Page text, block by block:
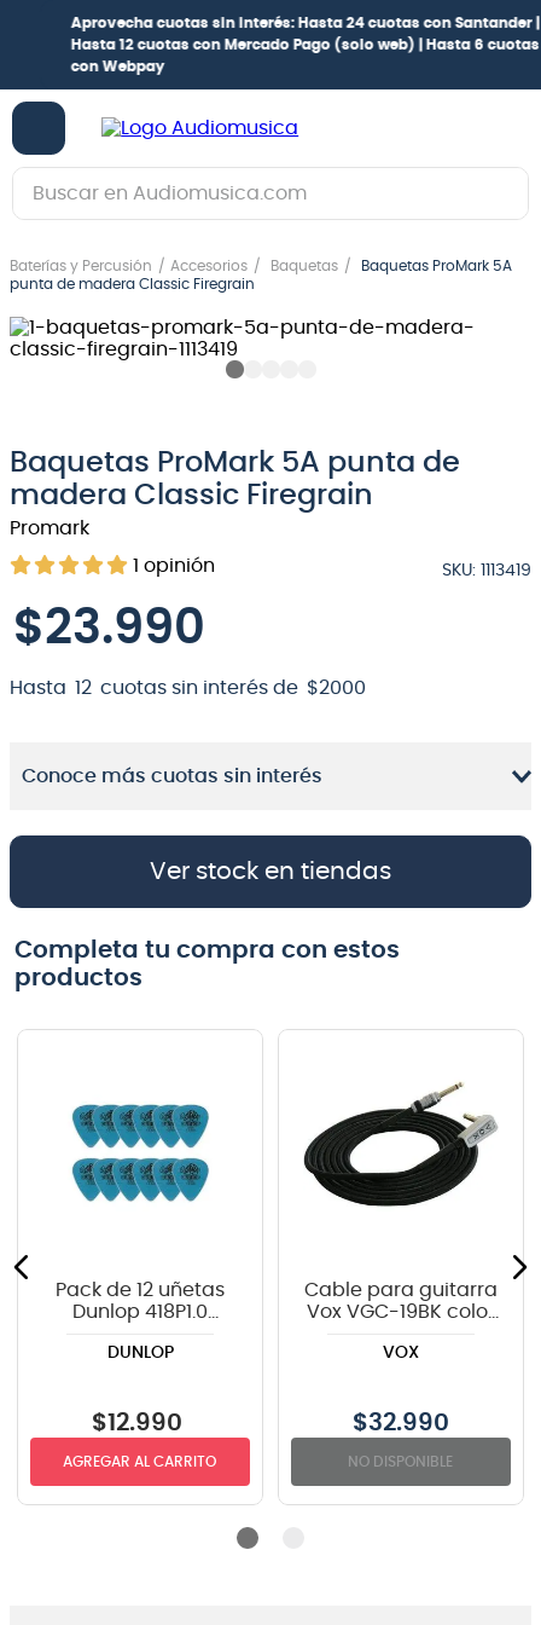
Aprovecha cuotas sin interés:Hasta 24 cuotas con Santander |
Hasta 12 cuotas con Mercado Pago (solo web) |Hasta 6 cuotas
con Webpay
Buscar en Audiomusica.com
Baterías y Percusión Accesorios Baquetas
Baquetas ProMark 5A
punta de madera Classic Firegrain
Baquetas ProMark 5A punta de
madera Classic Firegrain
Promark
1 opinión SKU: 1113419
$23.990
Hasta 12 cuotas sin interés de $2000
Conoce más cuotas sin interés
Ver stock en tiendas
Completa tu compra con estos
productos
Pack de 12 uñetas
Dunlop 418P1.0
DUNLOP
$12.990
AGREGAR AL CARRITO
Cable para guitarra
Vox VGC-19BK color
VOX
$32.990
NO DISPONIBLE
1.
guitarra electrica
2.
bajo
guitarra electroacústica
5.
amplificador
6.
teclado
7 .
guitarra
8.
micrófono
9 .
bateria